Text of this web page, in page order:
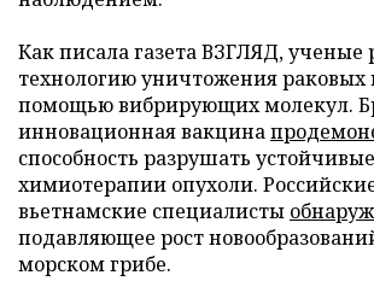
Как писала газета ВЗГЛЯД, ученые
технологию уничтожения раковых
помощью вибрирующих молекул.
инновационная вакцина
способность разрушать
химиотерапии опухоли.
вьетнамские специалисты
подавляющее рост
морском грибе.